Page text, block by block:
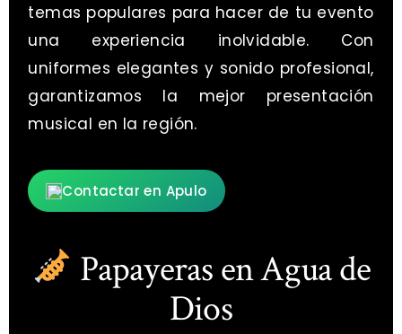
temas populares para hacer de tu evento
una experiencia inolvidable. Con
uniformes elegantes y sonido profesional,
garantizamos la mejor presentación
musical en la región.
Contactar en Apulo
Papayeras en Agua de
Dios